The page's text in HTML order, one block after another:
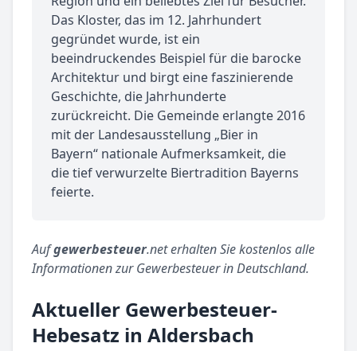
Das Kloster, das im 12. Jahrhundert
gegründet wurde, ist ein
beeindruckendes Beispiel für die barocke
Architektur und birgt eine faszinierende
Geschichte, die Jahrhunderte
zurückreicht. Die Gemeinde erlangte 2016
mit der Landesausstellung „Bier in
Bayern“ nationale Aufmerksamkeit, die
die tief verwurzelte Biertradition Bayerns
feierte.
Aufgewerbesteuer.net erhalten Sie kostenlos alle
Informationen zur Gewerbesteuer in Deutschland.
Aktueller Gewerbesteuer-
Hebesatz in Aldersbach